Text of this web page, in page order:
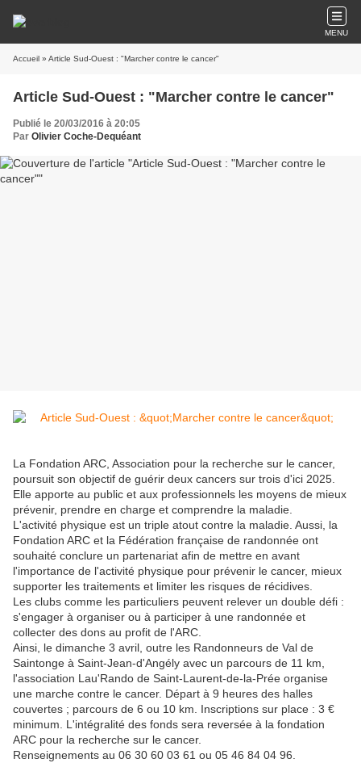
MENU
Accueil » Article Sud-Ouest : "Marcher contre le cancer"
Article Sud-Ouest : "Marcher contre le cancer"
Publié le 20/03/2016 à 20:05
Par Olivier Coche-Dequéant
La Fondation ARC, Association pour la recherche sur le cancer,
poursuit son objectif de guérir deux cancers sur trois d'ici 2025.
Elle apporte au public et aux professionnels les moyens de mieux
prévenir, prendre en charge et comprendre la maladie.
L'activité physique est un triple atout contre la maladie. Aussi, la
Fondation ARC et la Fédération française de randonnée ont
souhaité conclure un partenariat afin de mettre en avant
l'importance de l'activité physique pour prévenir le cancer, mieux
supporter les traitements et limiter les risques de récidives.
Les clubs comme les particuliers peuvent relever un double défi :
s'engager à organiser ou à participer à une randonnée et
collecter des dons au profit de l'ARC.
Ainsi, le dimanche 3 avril, outre les Randonneurs de Val de
Saintonge à Saint-Jean-d'Angély avec un parcours de 11 km,
l'association Lau'Rando de Saint-Laurent-de-la-Prée organise
une marche contre le cancer. Départ à 9 heures des halles
couvertes ; parcours de 6 ou 10 km. Inscriptions sur place : 3 €
minimum. L'intégralité des fonds sera reversée à la fondation
ARC pour la recherche sur le cancer.
Renseignements au 06 30 60 03 61 ou 05 46 84 04 96.